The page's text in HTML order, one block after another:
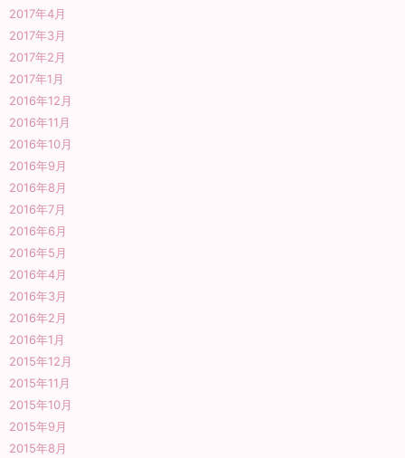
2017年4月
2017年3月
2017年2月
2017年1月
2016年12月
2016年11月
2016年10月
2016年9月
2016年8月
2016年7月
2016年6月
2016年5月
2016年4月
2016年3月
2016年2月
2016年1月
2015年12月
2015年11月
2015年10月
2015年9月
2015年8月